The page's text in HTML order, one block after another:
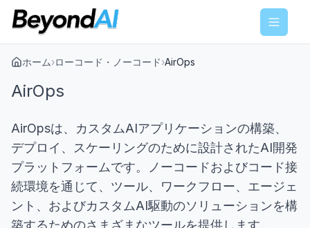
Menu
ホーム›ローコード・ノーコード›AirOps
AirOps
AirOpsは、カスタムAIアプリケーションの構築、
デプロイ、スケーリングのために設計されたAI開発
プラットフォームです。ノーコードおよびコード接
続環境を通じて、ツール、ワークフロー、エージェ
ント、およびカスタムAI駆動のソリューションを構
築するためのさまざまなツールを提供します。